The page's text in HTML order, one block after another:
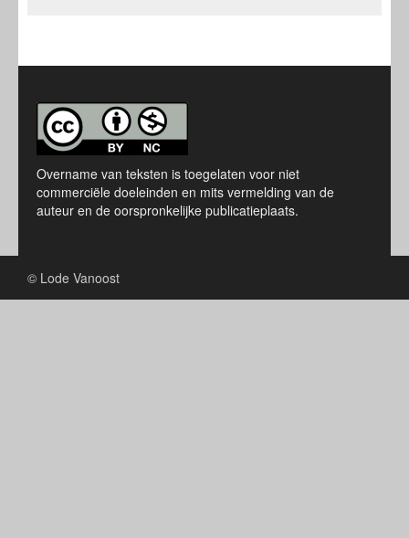
Overname van teksten is toegelaten voor niet
commerciële doeleinden en mits vermelding van de
auteur en de oorspronkelijke publicatieplaats.
© Lode Vanoost